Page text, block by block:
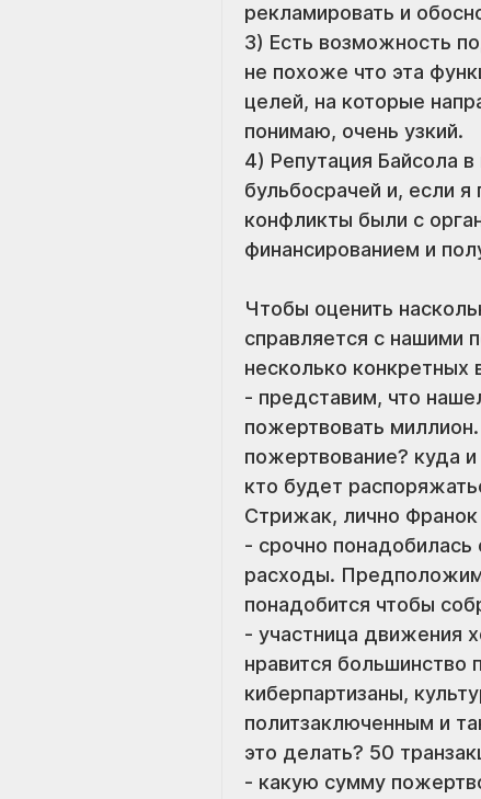
рекламировать и
3) Есть возможность
не похоже что эта
целей, на которые
понимаю, очень узкий.
4) Репутация Байсола
бульбосрачей и, если
конфликты были с
финансированием и
Чтобы оценить
справляется с нашими
несколько конкретных
- представим, что
пожертвовать
пожертвование? куда
кто будет
Стрижак, лично Франок
- срочно
расходы.
понадобится чтобы
- участница движения
нравится большинство
киберпартизаны,
политзаключенным и
это делать? 50
- какую сумму